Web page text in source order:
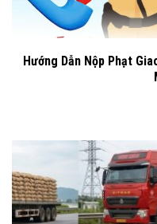
Hướng Dẫn Nộp Phạt